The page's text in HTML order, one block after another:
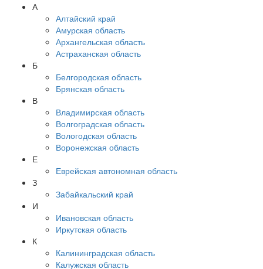
А
Алтайский край
Амурская область
Архангельская область
Астраханская область
Б
Белгородская область
Брянская область
В
Владимирская область
Волгоградская область
Вологодская область
Воронежская область
Е
Еврейская автономная область
З
Забайкальский край
И
Ивановская область
Иркутская область
К
Калининградская область
Калужская область